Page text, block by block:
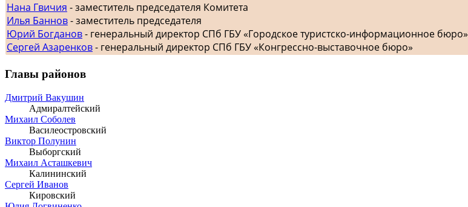
Нана Гвичия - заместитель председателя Комитета
Илья Баннов- заместитель председателя
Юрий Богданов- генеральный директор СПб ГБУ «Городское туристско-информационное бюро»
Сергей Азаренков- генеральный директор СПб ГБУ «Конгрессно-выставочное бюро»
Главы районов
Дмитрий Вакушин
Адмиралтейский
Михаил Соболев
Василеостровский
Виктор Полунин
Выборгский
Михаил Асташкевич
Калининский
Сергей Иванов
Кировский